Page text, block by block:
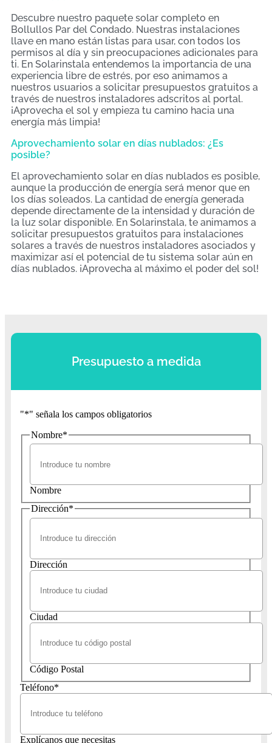
Descubre nuestro paquete solar completo en
Bollullos Par del Condado. Nuestras instalaciones
llave en mano están listas para usar, con todos los
permisos al día y sin preocupaciones adicionales para
ti. En Solarinstala entendemos la importancia de una
experiencia libre de estrés, por eso animamos a
nuestros usuarios a solicitar presupuestos gratuitos a
través de nuestros instaladores adscritos al portal.
¡Aprovecha el sol y empieza tu camino hacia una
energía más limpia!
Aprovechamiento solar en días nublados: ¿Es
posible?
El aprovechamiento solar en días nublados es posible,
aunque la producción de energía será menor que en
los días soleados. La cantidad de energía generada
depende directamente de la intensidad y duración de
la luz solar disponible. En Solarinstala, te animamos a
solicitar presupuestos gratuitos para instalaciones
solares a través de nuestros instaladores asociados y
maximizar así el potencial de tu sistema solar aún en
días nublados. ¡Aprovecha al máximo el poder del sol!
Presupuesto a medida
"*" señala los campos obligatorios
Nombre*
Nombre
Dirección*
Dirección
Ciudad
Código Postal
Teléfono*
Explícanos que necesitas